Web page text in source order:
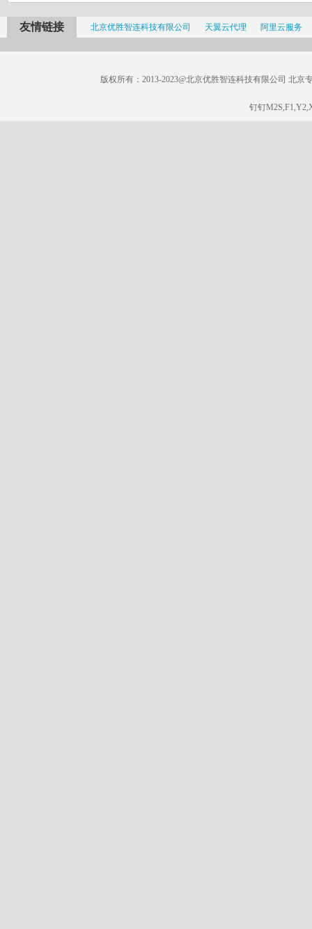
友情链接 北京优胜智连科技有限公司 天翼云代理 阿里云服务
版权所有：2013-2023@北京优胜智连科技有限公司 北京
钉钉